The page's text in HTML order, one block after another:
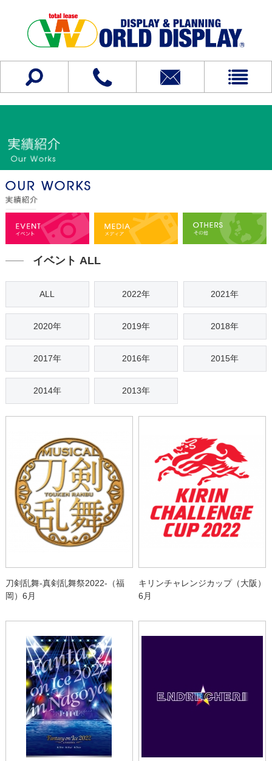
イベント ALL
ALL 2022年 2021年
2020年 2019年 2018年
2017年 2016年 2015年
2014年 2013年
刀剣乱舞-真剣乱舞祭2022-（福
岡）6月
キリンチャレンジカップ（大阪）
6月